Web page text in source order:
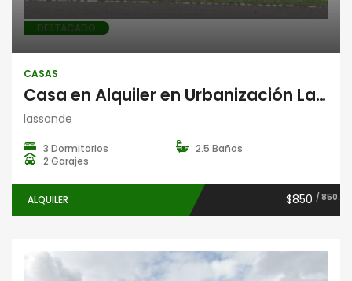
DESTACADO
CASAS
Casa en Alquiler en Urbanización La Lassonde, David, Chiriquí
lassonde
3 Dormitorios
2.5 Baños
2 Garajes
ALQUILER $850 / 850.